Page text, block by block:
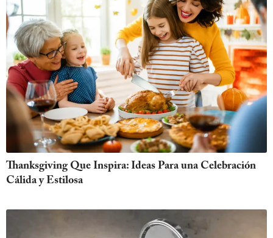
Thanksgiving Que Inspira: Ideas Para una Celebración
Cálida y Estilosa